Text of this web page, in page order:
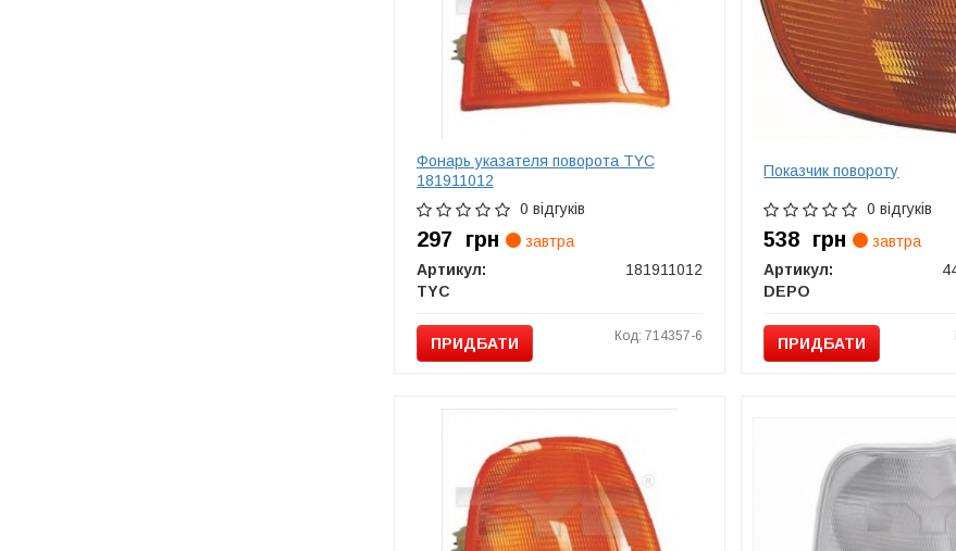
Фонарь указателя поворота TYC
181911012
0 відгуків
297 грн
завтра
Артикул:
181911012
TYC
ПРИДБАТИ Код: 714357-6
Показчик повороту
0 відгуків
538 грн
завтра
Артикул:
DEPO
ПРИДБАТИ